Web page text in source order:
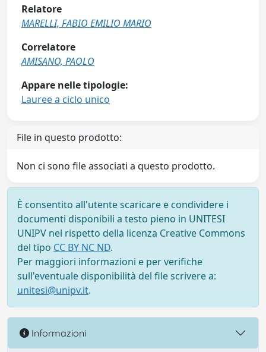
Relatore
MARELLI, FABIO EMILIO MARIO
Correlatore
AMISANO, PAOLO
Appare nelle tipologie:
Lauree a ciclo unico
File in questo prodotto:
Non ci sono file associati a questo prodotto.
È consentito all'utente scaricare e condividere i
documenti disponibili a testo pieno in UNITESI
UNIPV nel rispetto della licenza Creative Commons
del tipo CC BY NC ND.
Per maggiori informazioni e per verifiche
sull'eventuale disponibilità del file scrivere a:
unitesi@unipv.it.
Informazioni